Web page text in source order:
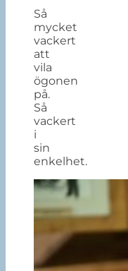
Så
mycket
vackert
att
vila
ögonen
på.
Så
vackert
i
sin
enkelhet.